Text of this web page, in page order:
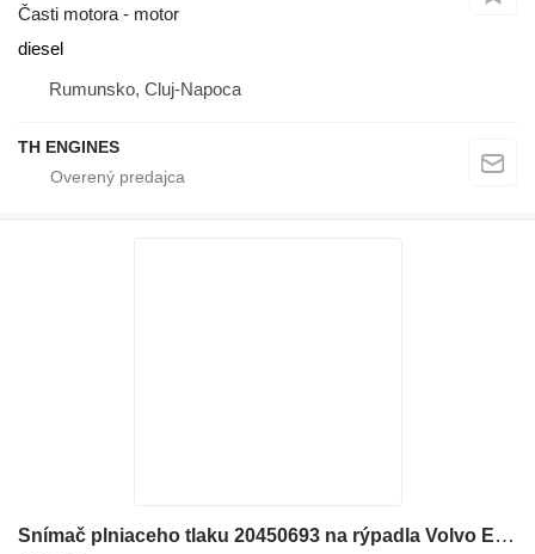
Časti motora - motor
diesel
Rumunsko, Cluj-Napoca
TH ENGINES
Snímač plniaceho tlaku 20450693 na rýpadla Volvo EC290B